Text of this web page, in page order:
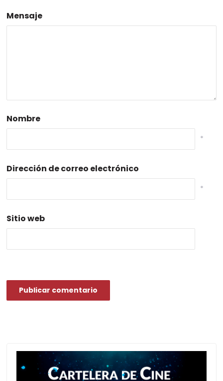
Mensaje
Nombre
*
Dirección de correo electrónico
*
Sitio web